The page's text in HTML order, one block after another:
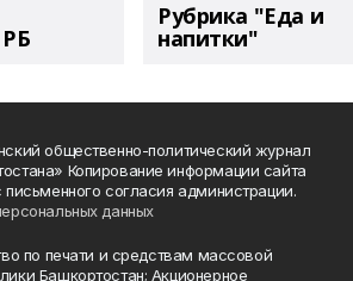
Рубрика "Еда и
напитки"
общественно-политический журнал
Копирование информации сайта
согласия администрации.
данных
по печати и средствам массовой
Башкортостан; Акционерное